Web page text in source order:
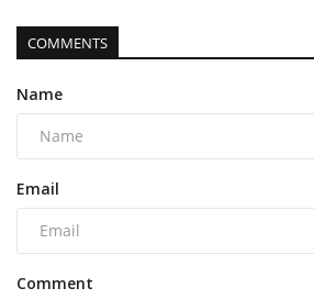
COMMENTS
Name
Email
Comment